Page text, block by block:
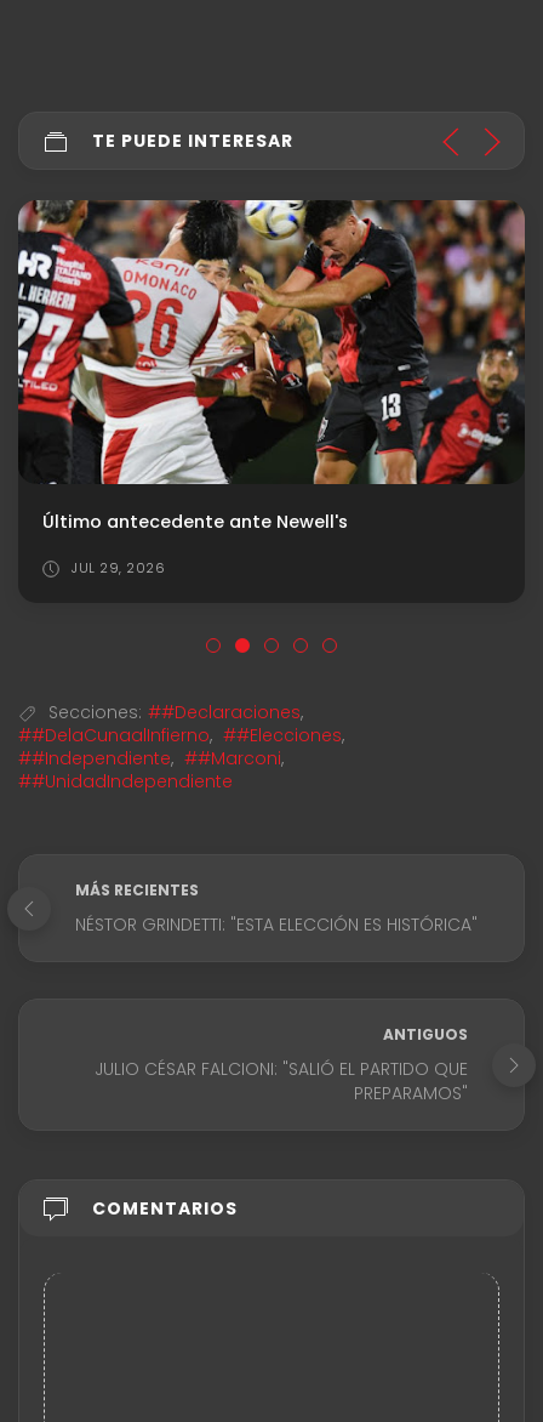
TE PUEDE INTERESAR
Último antecedente ante Newell's
JUL 29, 2026
Secciones: ##Declaraciones,
##DelaCunaalInfierno, ##Elecciones,
##Independiente, ##Marconi,
##UnidadIndependiente
MÁS RECIENTES
NÉSTOR GRINDETTI: "ESTA ELECCIÓN ES HISTÓRICA"
ANTIGUOS
JULIO CÉSAR FALCIONI: "SALIÓ EL PARTIDO QUE
PREPARAMOS"
COMENTARIOS